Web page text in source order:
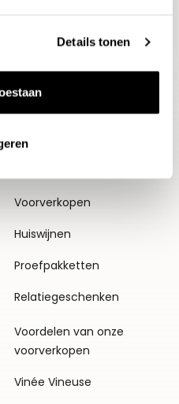
Details tonen
Thema's
Voorverkopen
Huiswijnen
Proefpakketten
Relatiegeschenken
Voordelen van onze
voorverkopen
Vinée Vineuse